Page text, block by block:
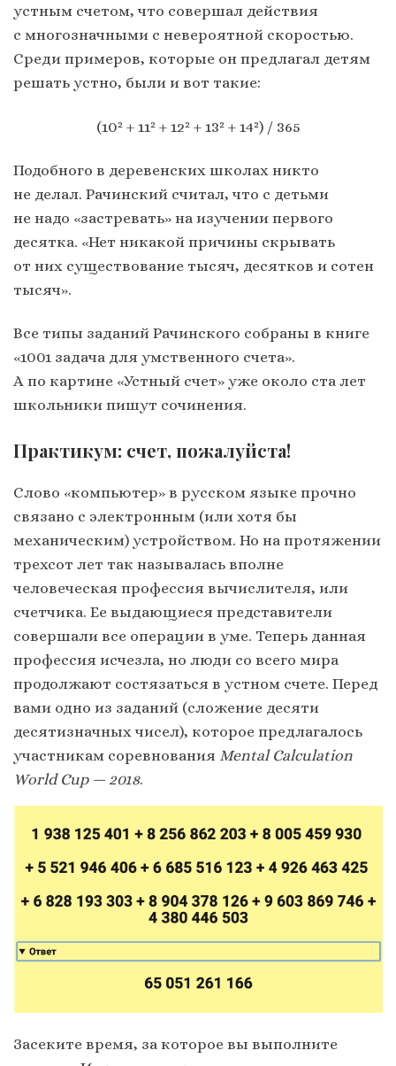
устным счетом, что совершал действия
с многозначными с невероятной скоростью.
Среди примеров, которые он предлагал детям
решать устно, были и вот такие:
(10² + 11² + 12² + 13² + 14²) / 365
Подобного в деревенских школах никто
не делал. Рачинский считал, что с детьми
не надо «застревать» на изучении первого
десятка. «Нет никакой причины скрывать
от них существование тысяч, десятков и сотен
тысяч».
Все типы заданий Рачинского собраны в книге
«1001 задача для умственного счета».
А по картине «Устный счет» уже около ста лет
школьники пишут сочинения.
Практикум: счет, пожалуйста!
Слово «компьютер» в русском языке прочно
связано с электронным (или хотя бы
механическим) устройством. Но на протяжении
трехсот лет так называлась вполне
человеческая профессия вычислителя, или
счетчика. Ее выдающиеся представители
совершали все операции в уме. Теперь данная
профессия исчезла, но люди со всего мира
продолжают состязаться в устном счете. Перед
вами одно из заданий (сложение десяти
десятизначных чисел), которое предлагалось
участникам соревнования Mental Calculation
World Cup — 2018.
Засеките время, за которое вы выполните